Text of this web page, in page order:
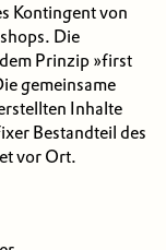
Kontingent von
Die
Prinzip »first
gemeinsame
Inhalte
Bestandteil des
vor Ort.